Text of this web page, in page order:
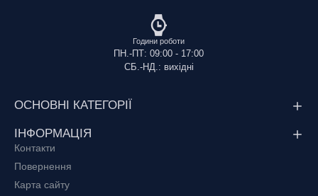
Години роботи
ПН.-ПТ: 09:00 - 17:00
СБ.-НД.: вихідні
ОСНОВНІ КАТЕГОРІЇ
ІНФОРМАЦІЯ
Контакти
Повернення
Карта сайту